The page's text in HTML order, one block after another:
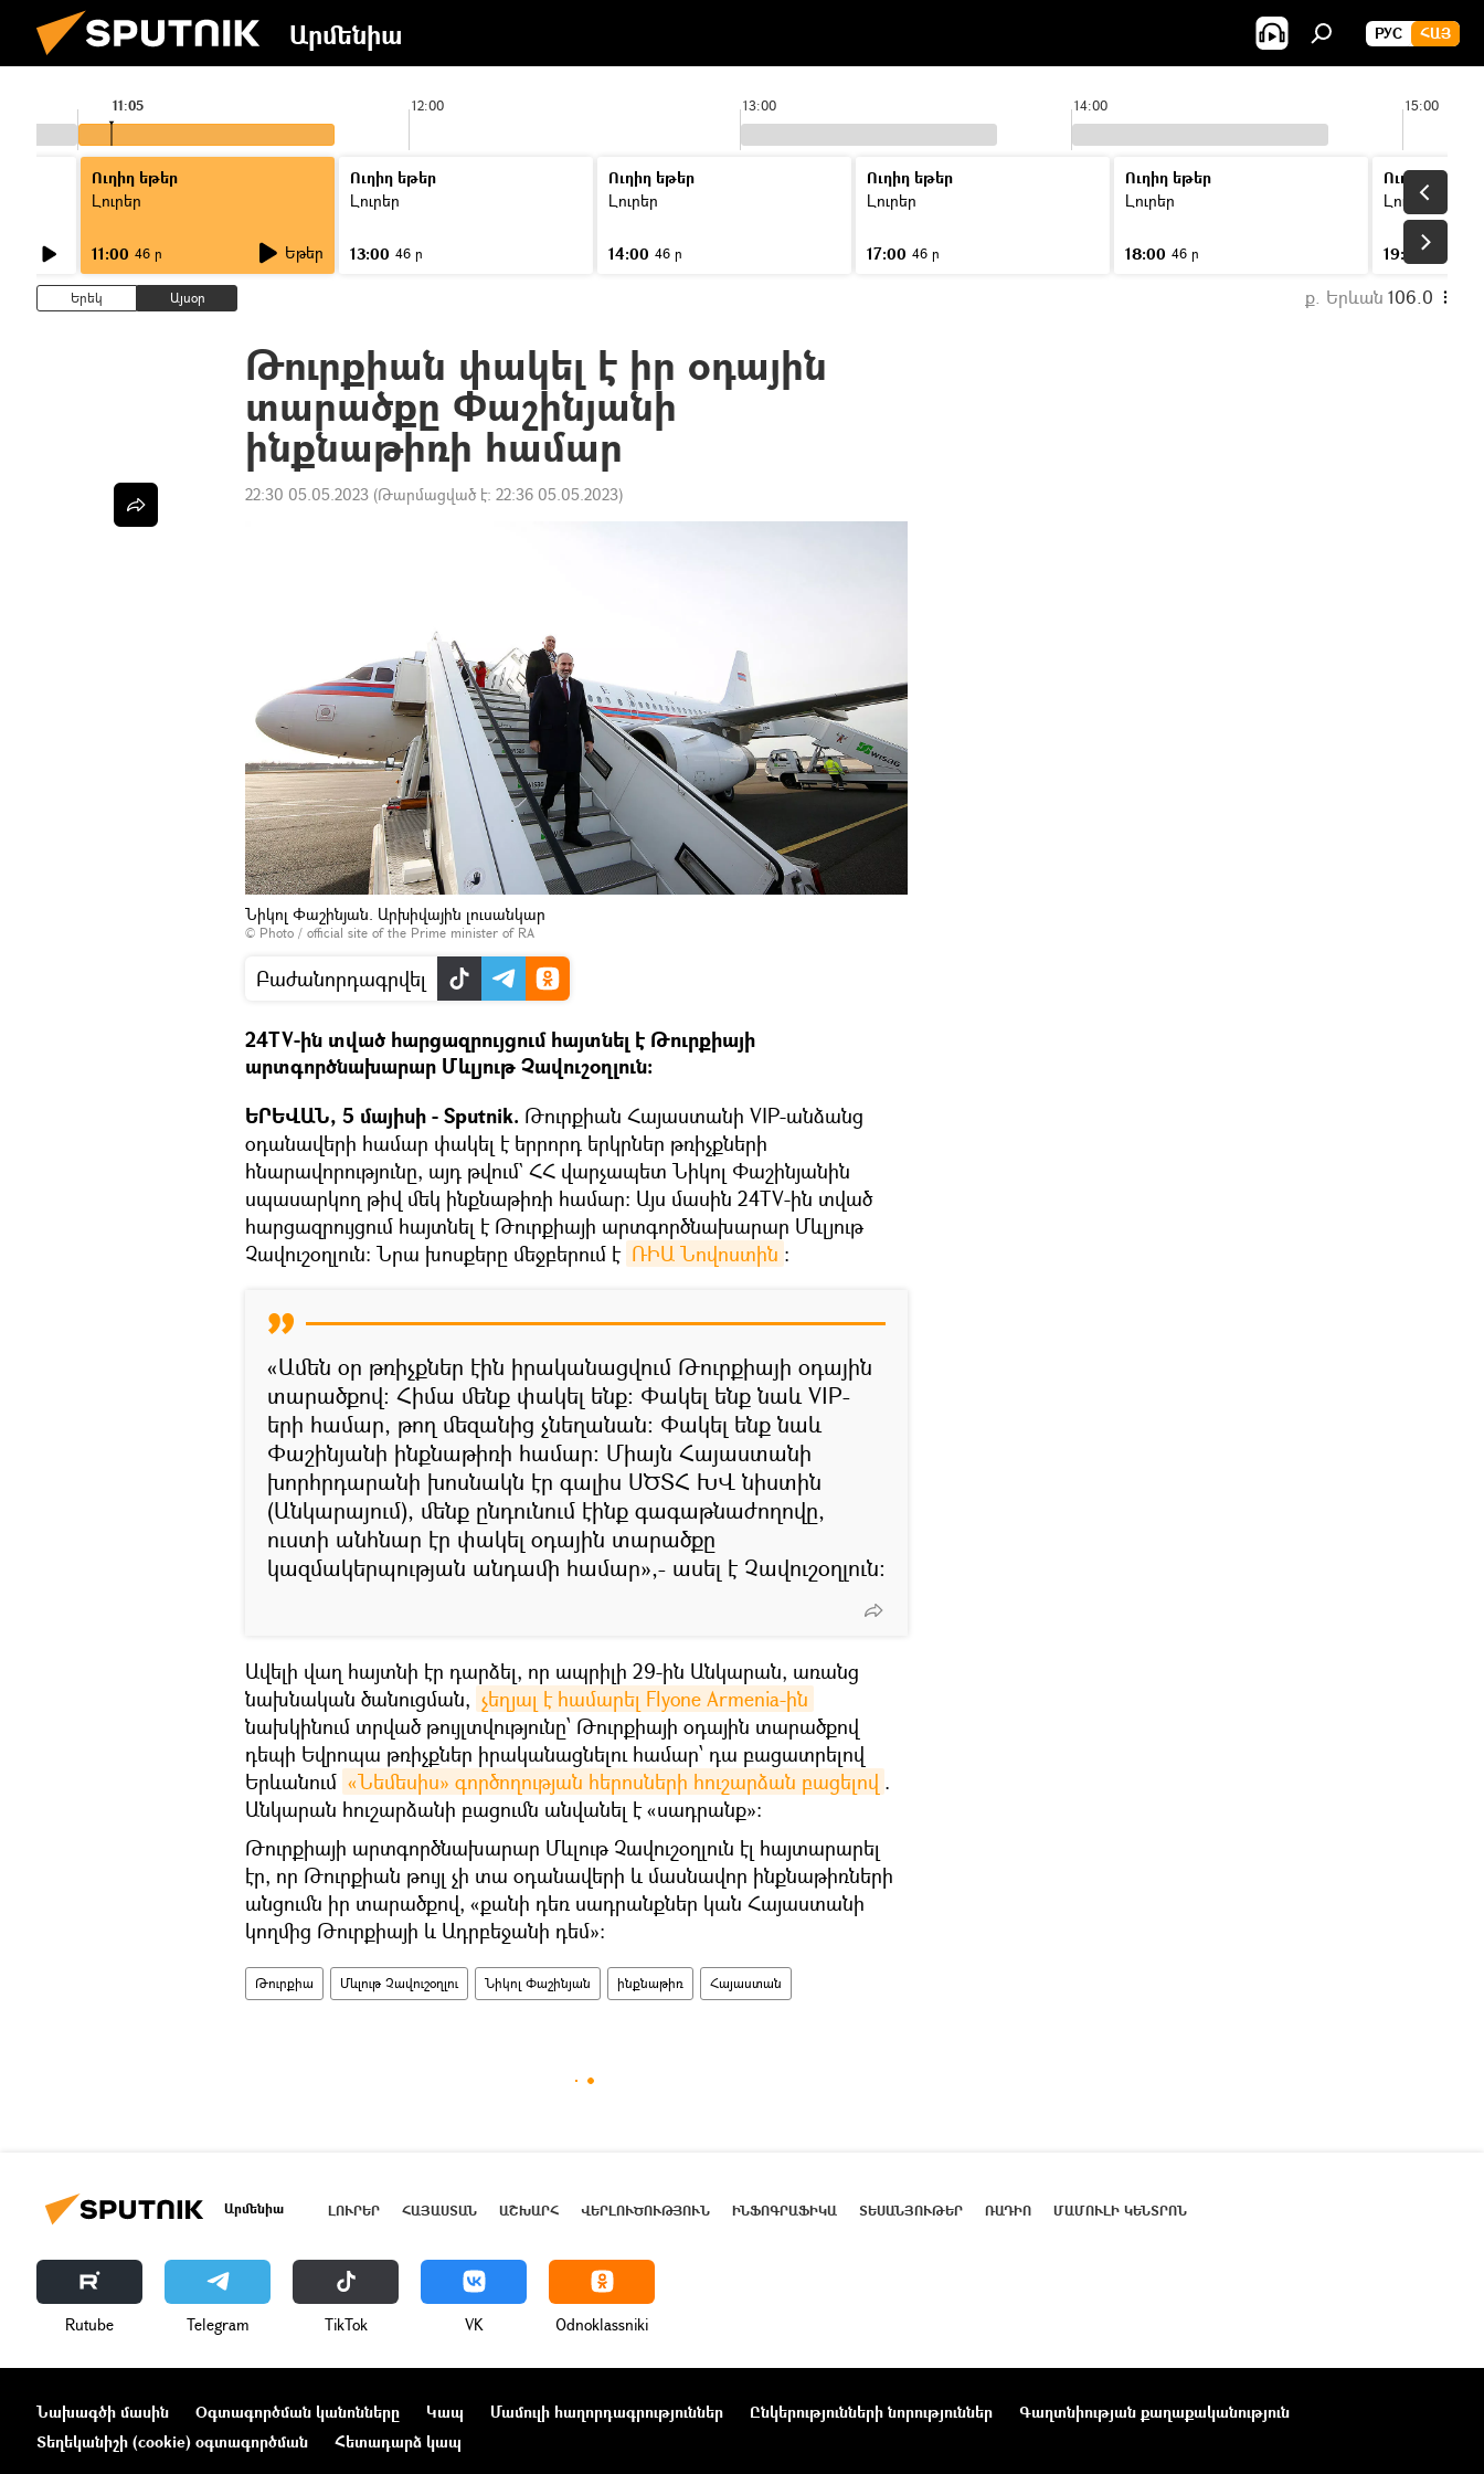
Արմենիա РУС ՀԱՅ
12:00 13:00 14:00 15:00
11:05
Ուղիղ եթեր
Լուրեր
11:00 46 ր Եթեր
Ուղիղ եթեր
Լուրեր
13:00 46 ր
Ուղիղ եթեր
Լուրեր
14:00 46 ր
Ուղիղ եթեր
Լուրեր
17:00 46 ր
Ուղիղ եթեր
Լուրեր
18:00 46 ր
Ուղիղ եթեր
Լուրեր
19:00
Երեկ Այսօր ք. Երևան 106.0
Թուրքիան փակել է իր օդային
տարածքը Փաշինյանի
ինքնաթիռի համար
22:30 05.05.2023 (Թարմացված է: 22:36 05.05.2023)
Նիկոլ Փաշինյան. Արխիվային լուսանկար
© Photo / official site of the Prime minister of RA
Բաժանորդագրվել
24TV-ին տված հարցազրույցում հայտնել է Թուրքիայի
արտգործնախարար Մևլյութ Չավուշօղլուն։
ԵՐԵՎԱՆ, 5 մայիսի - Sputnik. Թուրքիան Հայաստանի VIP-անձանց
օդանավերի համար փակել է երրորդ երկրներ թռիչքների
հնարավորությունը, այդ թվում` ՀՀ վարչապետ Նիկոլ Փաշինյանին
սպասարկող թիվ մեկ ինքնաթիռի համար: Այս մասին 24TV-ին տված
հարցազրույցում հայտնել է Թուրքիայի արտգործնախարար Մևլյութ
Չավուշօղլուն։ Նրա խոսքերը մեջբերում է ՌԻԱ Նովոստին ։
«Ամեն օր թռիչքներ էին իրականացվում Թուրքիայի օդային
տարածքով։ Հիմա մենք փակել ենք: Փակել ենք նաև VIP-
երի համար, թող մեզանից չնեղանան։ Փակել ենք նաև
Փաշինյանի ինքնաթիռի համար։ Միայն Հայաստանի
խորհրդարանի խոսնակն էր գալիս ՍԾՏՀ ԽՎ նիստին
(Անկարայում), մենք ընդունում էինք գագաթնաժողովը,
ուստի անհնար էր փակել օդային տարածքը
կազմակերպության անդամի համար»,- ասել է Չավուշօղլուն։
Ավելի վաղ հայտնի էր դարձել, որ ապրիլի 29-ին Անկարան, առանց
նախնական ծանուցման, չեղյալ է համարել Flyone Armenia-ին
նախկինում տրված թույլտվությունը՝ Թուրքիայի օդային տարածքով
դեպի Եվրոպա թռիչքներ իրականացնելու համար՝ դա բացատրելով
Երևանում «Նեմեսիս» գործողության հերոսների հուշարձան բացելով .
Անկարան հուշարձանի բացումն անվանել է «սադրանք»։
Թուրքիայի արտգործնախարար Մևլութ Չավուշօղլուն էլ հայտարարել
էր, որ Թուրքիան թույլ չի տա օդանավերի և մասնավոր ինքնաթիռների
անցումն իր տարածքով, «քանի դեռ սադրանքներ կան Հայաստանի
կողմից Թուրքիայի և Ադրբեջանի դեմ»։
Թուրքիա Մևլութ Չավուշօղլու Նիկոլ Փաշինյան ինքնաթիռ Հայաստան
Արմենիա ԼՈՒՐԵՐ ՀԱՅԱՍՏԱՆ ԱՇԽԱՐՀ ՎԵՐԼՈՒԾՈՒԹՅՈՒՆ ԻՆՖՈԳՐԱՖԻԿԱ ՏԵՍԱՆՅՈՒԹԵՐ ՌԱԴԻՈ ՄԱՄՈՒԼԻ ԿԵՆՏՐՈՆ
Rutube Telegram ТikТоk VK Odnoklassniki
Նախագծի մասին Օգտագործման կանոնները Կապ Մամուլի հաղորդագրություններ Ընկերությունների նորություններ
Գաղտնիության քաղաքականություն
Տեղեկանիշի (cookie) օգտագործման
Հետադարձ կապ